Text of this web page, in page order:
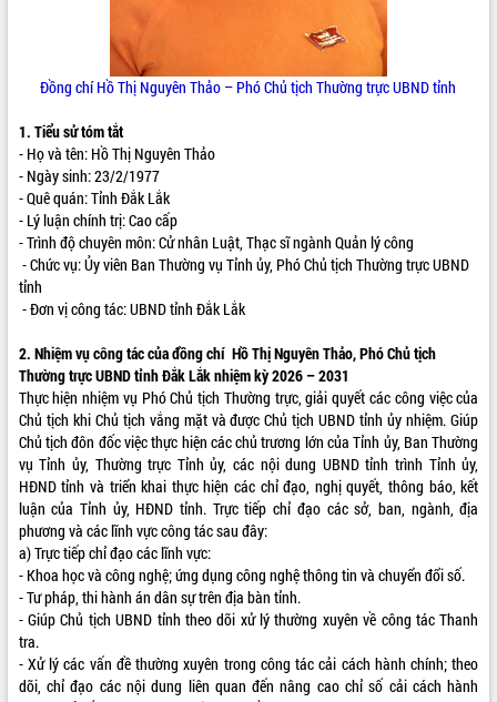
QUY HOẠCH - KẾ HOẠCH
VIDEO
Không có file video nào để phát.
ALBUM ẢNH
Đồng chí Hồ Thị Nguyên Thảo – Phó Chủ tịch Thường trực UBND tỉnh
1. Tiểu sử tóm tắt
- Họ và tên: Hồ Thị Nguyên Thảo
- Ngày sinh: 23/2/1977
- Quê quán: Tỉnh Đắk Lắk
- Lý luận chính trị: Cao cấp
- Trình độ chuyên môn: Cử nhân Luật, Thạc sĩ ngành Quản lý công
- Chức vụ: Ủy viên Ban Thường vụ Tỉnh ủy, Phó Chủ tịch Thường trực UBND
tỉnh
- Đơn vị công tác: UBND tỉnh Đắk Lắk
2. Nhiệm vụ công tác của đồng chí Hồ Thị Nguyên Thảo, Phó Chủ tịch
Thường trựcUBND tỉnh Đắk Lắk nhiệm kỳ 2026 – 2031
Thực hiện nhiệm vụ Phó Chủ tịch Thường trực, giải quyết các công việc của
Chủ tịch khi Chủ tịch vắng mặt và được Chủ tịch UBND tỉnh ủy nhiệm. Giúp
Chủ tịch đôn đốc việc thực hiện các chủ trương lớn của Tỉnh ủy, Ban Thường
vụ Tỉnh ủy, Thường trực Tỉnh ủy, các nội dung UBND tỉnh trình Tỉnh ủy,
HĐND tỉnh và triển khai thực hiện các chỉ đạo, nghị quyết, thông báo, kết
luận của Tỉnh ủy, HĐND tỉnh. Trực tiếp chỉ đạo các sở, ban, ngành, địa
phương và các lĩnh vực công tác sau đây:
a) Trực tiếp chỉ đạo các lĩnh vực:
- Khoa học và công nghệ; ứng dụng công nghệ thông tin và chuyển đổi số.
- Tư pháp, thi hành án dân sự trên địa bàn tỉnh.
- Giúp Chủ tịch UBND tỉnh theo dõi xử lý thường xuyên về công tác Thanh
tra.
- Xử lý các vấn đề thường xuyên trong công tác cải cách hành chính; theo
dõi, chỉ đạo các nội dung liên quan đến nâng cao chỉ số cải cách hành